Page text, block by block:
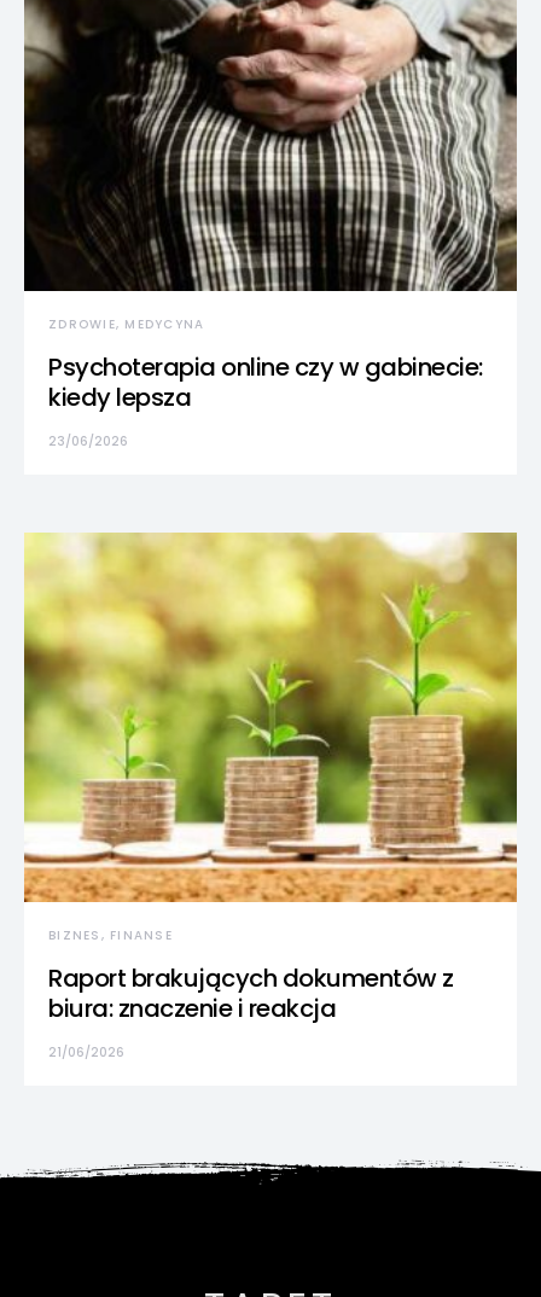
ZDROWIE, MEDYCYNA
Psychoterapia online czy w gabinecie:
kiedy lepsza
23/06/2026
BIZNES, FINANSE
Raport brakujących dokumentów z
biura: znaczenie i reakcja
21/06/2026